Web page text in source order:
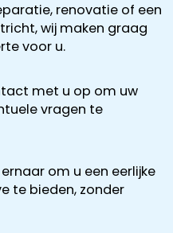
renovatie of een
wij maken graag
voor u.
met u op om uw
vragen te
om u een eerlijke
te bieden, zonder